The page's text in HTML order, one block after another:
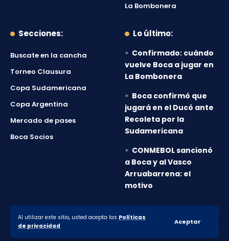
Al utilizar este sitio, usted acepta las Políticas
de privacidad
Aceptar
La Bombonera
Secciones:
Buscate en la cancha
Torneo Clausura
Copa Sudamericana
Copa Argentina
Mercado de pases
Boca Socios
Lo último:
Confirmado: cuándo
vuelve Boca a jugar en
La Bombonera
Boca confirmó que
jugará en el Ducó ante
Recoleta por la
Sudamericana
CONMEBOL sancionó
a Boca y al Vasco
Arruabarrena: el
motivo
© 2010-2026 Lanumero12.com.ar - Todos los derechos